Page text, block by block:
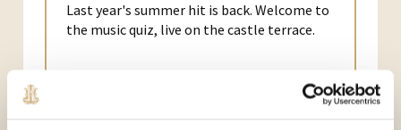
Last year's summer hit is back. Welcome to
the music quiz, live on the castle terrace.